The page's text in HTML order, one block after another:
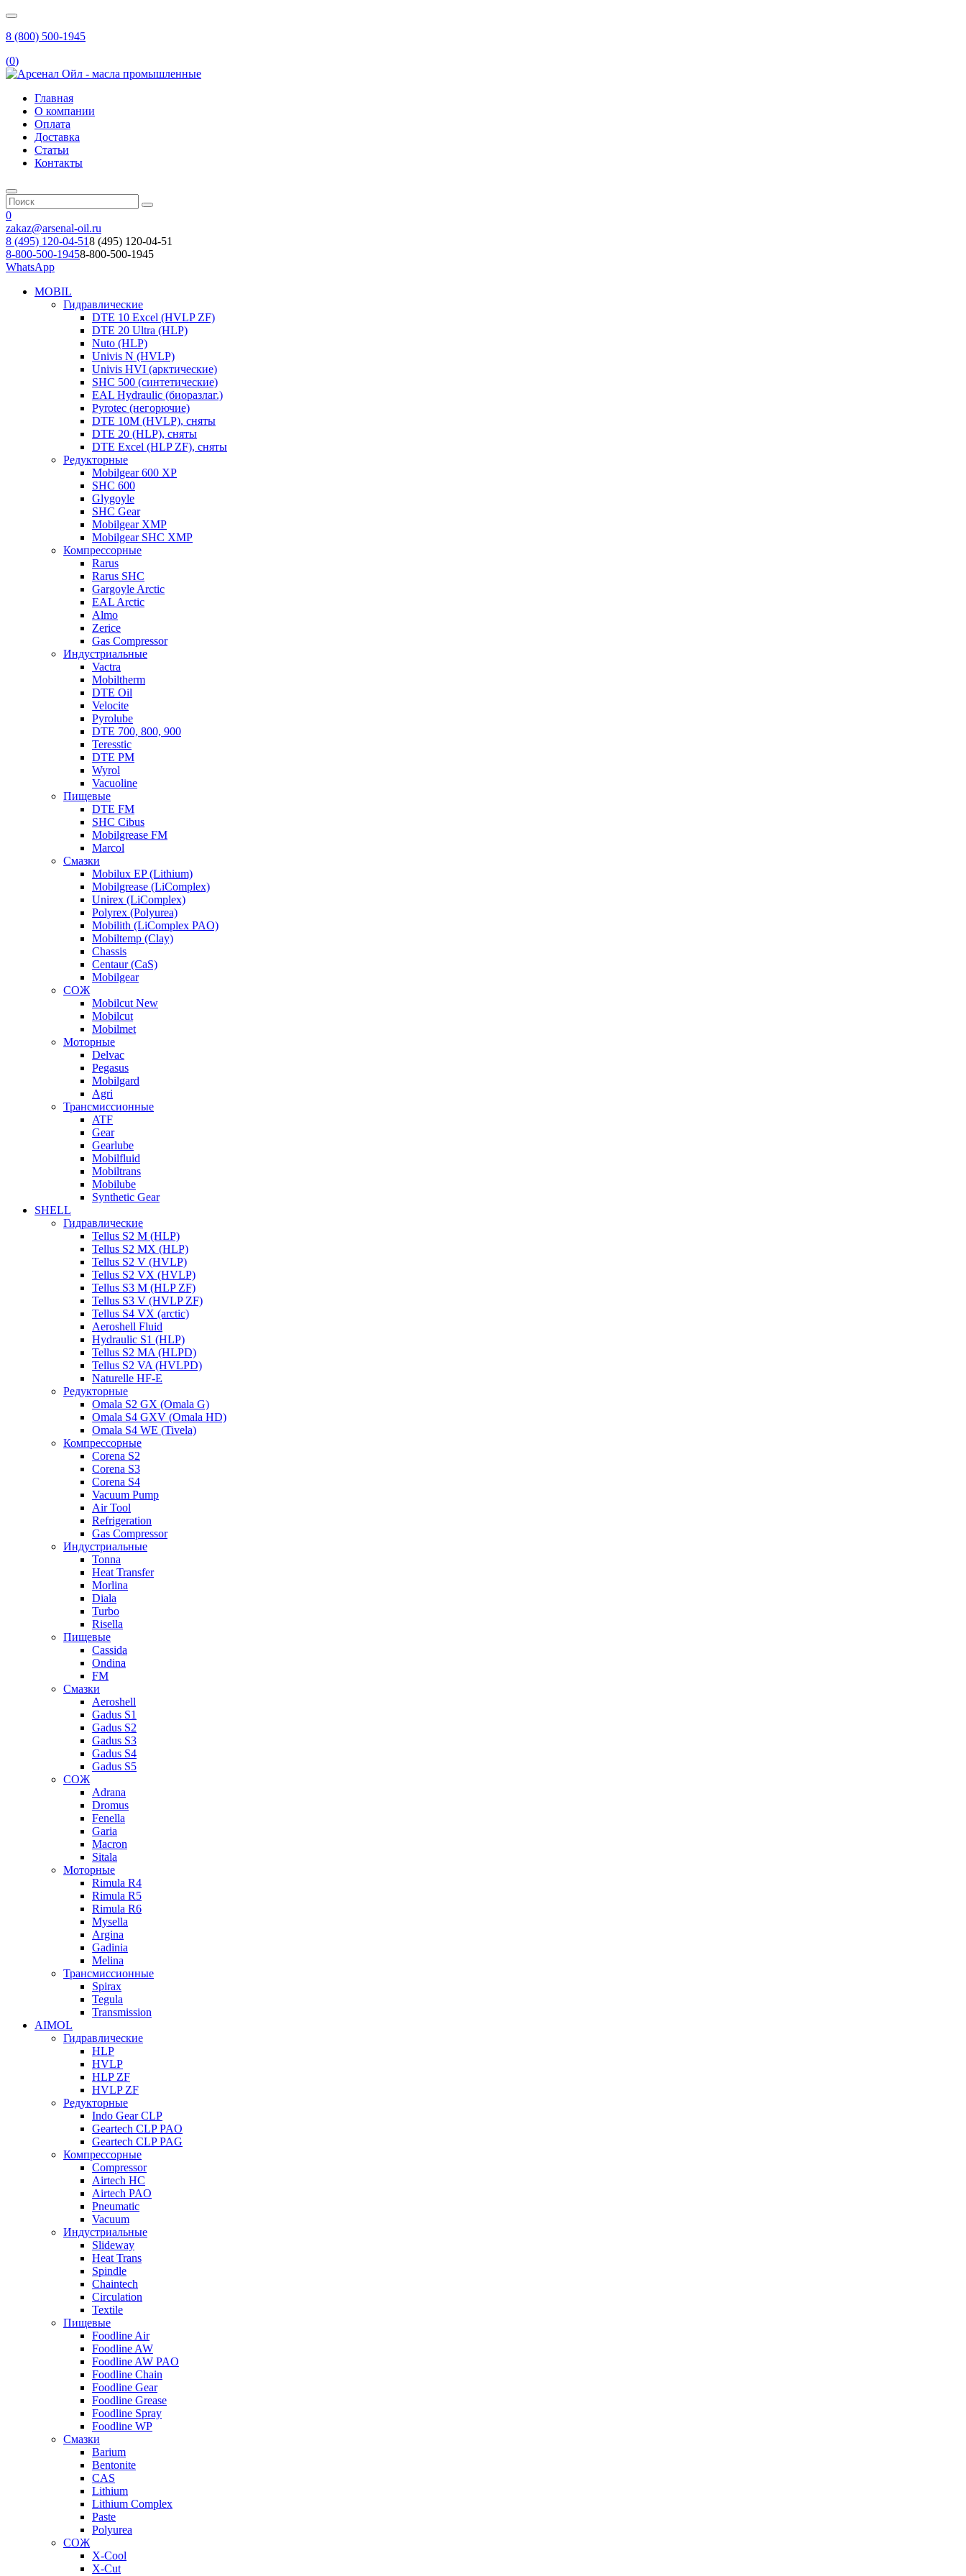
8 (800) 500-1945
(0)
Главная
О компании
Оплата
Доставка
Статьи
Контакты
0
zakaz@arsenal-oil.ru
8 (495) 120-04-518 (495) 120-04-51
8-800-500-19458-800-500-1945
WhatsApp
MOBIL
Гидравлические
DTE 10 Excel (HVLP ZF)
DTE 20 Ultra (HLP)
Nuto (HLP)
Univis N (HVLP)
Univis HVI (арктические)
SHC 500 (синтетические)
EAL Hydraulic (биоразлаг.)
Pyrotec (негорючие)
DTE 10M (HVLP), сняты
DTE 20 (HLP), сняты
DTE Excel (HLP ZF), сняты
Редукторные
Mobilgear 600 XP
SHC 600
Glygoyle
SHC Gear
Mobilgear XMP
Mobilgear SHC XMP
Компрессорные
Rarus
Rarus SHC
Gargoyle Arctic
EAL Arctic
Almo
Zerice
Gas Compressor
Индустриальные
Vactra
Mobiltherm
DTE Oil
Velocite
Pyrolube
DTE 700, 800, 900
Teresstic
DTE PM
Wyrol
Vacuoline
Пищевые
DTE FM
SHC Cibus
Mobilgrease FM
Marcol
Смазки
Mobilux EP (Lithium)
Mobilgrease (LiComplex)
Unirex (LiComplex)
Polyrex (Polyurea)
Mobilith (LiComplex PAO)
Mobiltemp (Clay)
Chassis
Centaur (CaS)
Mobilgear
СОЖ
Mobilcut New
Mobilcut
Mobilmet
Моторные
Delvac
Pegasus
Mobilgard
Agri
Трансмиссионные
ATF
Gear
Gearlube
Mobilfluid
Mobiltrans
Mobilube
Synthetic Gear
SHELL
Гидравлические
Tellus S2 M (HLP)
Tellus S2 MХ (HLP)
Tellus S2 V (HVLP)
Tellus S2 VX (HVLP)
Tellus S3 M (HLP ZF)
Tellus S3 V (HVLP ZF)
Tellus S4 VX (arctic)
Aeroshell Fluid
Hydraulic S1 (HLP)
Tellus S2 MA (HLPD)
Tellus S2 VA (HVLPD)
Naturelle HF-E
Редукторные
Omala S2 GX (Omala G)
Omala S4 GXV (Omala HD)
Omala S4 WE (Tivela)
Компрессорные
Corena S2
Corena S3
Corena S4
Vacuum Pump
Air Tool
Refrigeration
Gas Compressor
Индустриальные
Tonna
Heat Transfer
Morlina
Diala
Turbo
Risella
Пищевые
Cassida
Ondina
FM
Смазки
Aeroshell
Gadus S1
Gadus S2
Gadus S3
Gadus S4
Gadus S5
СОЖ
Adrana
Dromus
Fenella
Garia
Macron
Sitala
Моторные
Rimula R4
Rimula R5
Rimula R6
Mysella
Argina
Gadinia
Melina
Трансмиссионные
Spirax
Tegula
Transmission
AIMOL
Гидравлические
HLP
HVLP
HLP ZF
HVLP ZF
Редукторные
Indo Gear CLP
Geartech CLP PAO
Geartech CLP PAG
Компрессорные
Compressor
Airtech HC
Airtech PAO
Pneumatic
Vacuum
Индустриальные
Slideway
Heat Trans
Spindle
Chaintech
Circulation
Textile
Пищевые
Foodline Air
Foodline AW
Foodline AW PAO
Foodline Chain
Foodline Gear
Foodline Grease
Foodline Spray
Foodline WP
Смазки
Barium
Bentonite
CAS
Lithium
Lithium Complex
Paste
Polyurea
СОЖ
X-Cool
X-Cut